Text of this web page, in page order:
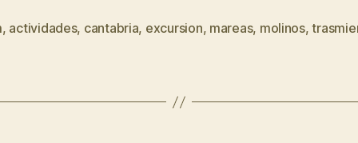
, actividades, cantabria, excursion, mareas, molinos,